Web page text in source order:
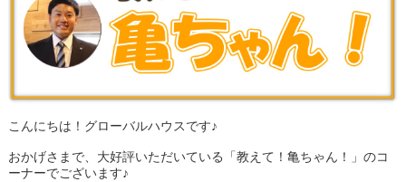
こんにちは！グローバルハウスです♪
おかげさまで、大好評いただいている「教えて！亀ちゃん！」のコ
ーナーでございます♪